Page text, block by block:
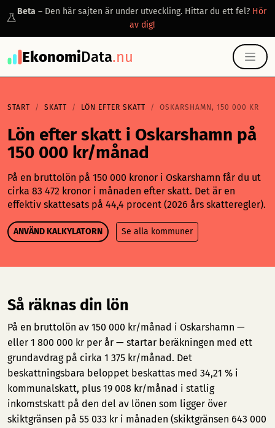
Beta – Den här sajten är under utveckling. Hittar du ett fel? Hör
av dig!
EkonomiData.nu
START SKATT LÖN EFTER SKATT OSKARSHAMN, 150 000 KR
Lön efter skatt i Oskarshamn på
150 000 kr/månad
På en bruttolön på 150 000 kronor i Oskarshamn får du ut
cirka 83 472 kronor i månaden efter skatt. Det är en
effektiv skattesats på 44,4 procent (2026 års skatteregler).
ANVÄND KALKYLATORN Se alla kommuner
Så räknas din lön
På en bruttolön av 150 000 kr/månad i Oskarshamn —
eller 1 800 000 kr per år — startar beräkningen med ett
grundavdrag på cirka 1 375 kr/månad. Det
beskattningsbara beloppet beskattas med 34,21 % i
kommunalskatt, plus 19 008 kr/månad i statlig
inkomstskatt på den del av lönen som ligger över
skiktgränsen på 55 033 kr i månaden (skiktgränsen 643 000